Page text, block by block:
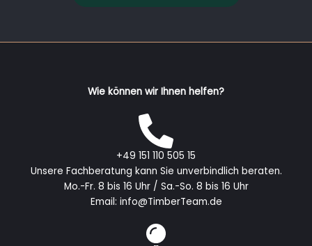
Wie können wir Ihnen helfen?
+49 151 110 505 15
Unsere Fachberatung kann Sie unverbindlich beraten.
Mo.-Fr. 8 bis 16 Uhr / Sa.-So. 8 bis 16 Uhr
Email: info@TimberTeam.de